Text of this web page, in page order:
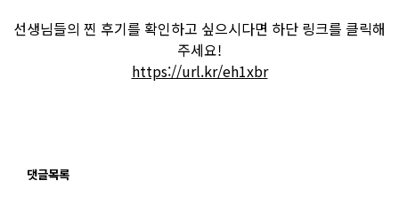
선생님들의 찐 후기를 확인하고 싶으시다면 하단 링크를 클릭해
주세요!
https://url.kr/eh1xbr
댓글목록